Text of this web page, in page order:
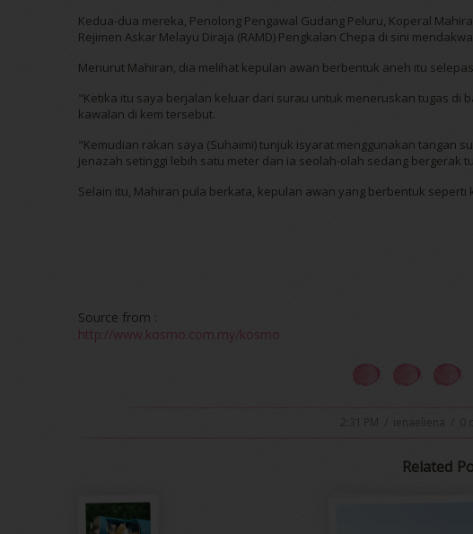
Kedua-dua mereka, Penolong Pengawal Gudang Peluru, Koperal
Rejimen Askar Melayu Diraja (RAMD) Pengkalan Chepa di sini
Menurut Mahiran, dia melihat kepulan awan berbentuk aneh itu
"Ketika itu saya berjalan keluar dari surau untuk meneruskan tugas di
kawalan di kem tersebut.
"Kemudian rakan saya (Suhaimi) tunjuk isyarat menggunakan tangan
jenazah setinggi lebih satu meter dan ia seolah-olah sedang bergerak
Selain itu, Mahiran pula berkata, kepulan awan yang berbentuk
Source from :
http://www.kosmo.com.my/kosmo
Related